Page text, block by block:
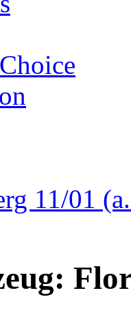
11/01